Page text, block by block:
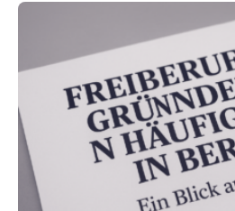
Bundesverbands Deutscher
durchgeführt haben. Die Studie
Antworten von 1.440
Versicherungsvertreter*innen
Ergebnis: Deutlich mehr als die
über 50 Jahre alt und wird in den
Nachfolgeregelung benötigen.
bereits Regelungen…